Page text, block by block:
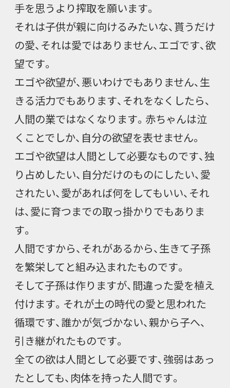
手を思うより搾取を願います。
それは子供が親に向けるみたいな、貰うだけ
の愛、それは愛ではありません、エゴです、欲
望です。
エゴや欲望が、悪いわけでもありません、生
きる活力でもあります、それをなくしたら、
人間の業ではなくなります。赤ちゃんは泣
くことでしか、自分の欲望を表せません。
エゴや欲望は人間として必要なものです、独
り占めしたい、自分だけのものにしたい、愛
されたい、愛があれば何をしてもいい、それ
は、愛に育つまでの取っ掛かりでもありま
す。
人間ですから、それがあるから、生きて子孫
を繁栄してと組み込まれたものです。
そして子孫は作りますが、間違った愛を植え
付けます。それが土の時代の愛と思われた
循環です、誰かが気づかない、親から子へ、
引き継がれたものです。
全ての欲は人間として必要です、強弱はあっ
たとしても、肉体を持った人間です。